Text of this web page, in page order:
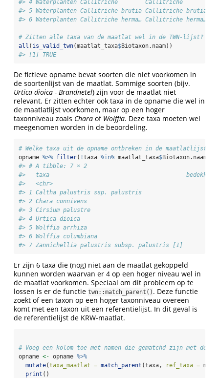
#> 4 Waterplanten Callitriche        Callitriche
#> 5 Waterplanten Callitriche brutia Callitriche
#> 6 Waterplanten Callitriche herma… Callitriche
# Zitten alle taxa van de maatlat wel in de TWN-lijst?
all ( is_valid_twn(maatlat_taxa$Biotaxon.naam))
#> [1] TRUE
De fictieve opname bevat soorten die niet voorkomen in
de soortenlijst van de maatlat. Sommige soorten (bijv.
Urtica dioica - Brandnetel) zijn voor de maatlat niet
relevant. Er zitten echter ook taxa in de opname die wel in
de maatlatlijst voorkomen, maar op een hoger
taxonniveau zoals Chara of Wolffia. Deze taxa moeten wel
meegenomen worden in de beoordeling.
# Welke taxa uit de opname ontbreken in de maatlatlijst?
opname %>% filter( !taxa %in% maatlat_taxa$Biotaxon.naam)
#> # A tibble: 7 × 2
#>   taxa
#>   <chr>
#> 1 Caltha palustris ssp. palustris
#> 2 Chara connivens
#> 3 Cirsium palustre
#> 4 Urtica dioica
#> 5 Wolffia arrhiza
#> 6 Wolffia columbiana
#> 7 Zannichellia palustris subsp. palustris [1]
Er zijn 6 taxa die (nog) niet aan de maatlat gekoppeld
kunnen worden waarvan er 4 op een hoger niveau wel in
de maatlat voorkomen. Speciaal om dit probleem op te
lossen is er de functie twn::match_parent() . Deze functie
zoekt of een taxon op een hoger taxonniveau overeen
komt met een taxon uit een referentielijst. In dit geval is
de referentielijst de KRW-maatlat.
# Voeg een kolom toe met namen die gematchd zijn met de
opname <- opname %>%
mutate(taxa_maatlat = match_parent (taxa, ref_taxa =
print ()